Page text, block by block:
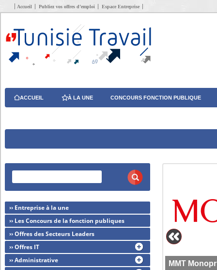
Accueil Publiez vos offres d’emploi Espace Entreprise
ACCUEIL À LA UNE CONCOURS FONCTION PUBLIQUE
MMT
›› Entreprise à la une
›› Les Concours de la fonction publiques
›› Offres des Secteurs Leaders
›› Offres IT
›› Administrative